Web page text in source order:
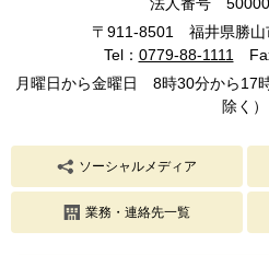
〒911-8501 福井県勝山
Tel： 0779-88-1111
月曜日から金曜日 8時30分から17
除く）
ソーシャルメディア
業務・連絡先一覧